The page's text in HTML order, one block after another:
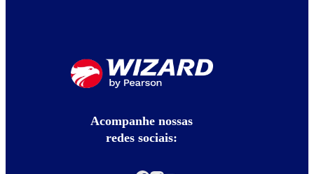
Acompanhe nossas
redes sociais: